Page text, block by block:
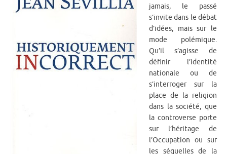
jamais, le passé
s’invite dans le débat
d’idées, mais sur le
mode polémique.
Qu’il s’agisse de
définir l’identité
nationale ou de
s’interroger sur la
place de la religion
dans la société, que
la controverse porte
sur l’héritage de
l’Occupation ou sur
les séquelles de la